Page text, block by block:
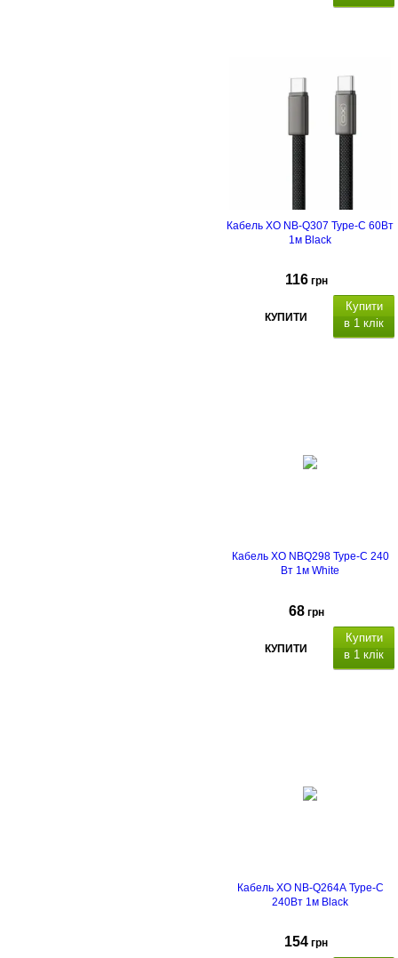
Кабель XO NB-Q307 Type-C 60Вт
1м Black
116 грн
КУПИТИ
Купити
в 1 клік
Кабель XO NBQ298 Type-C 240
Вт 1м White
68 грн
КУПИТИ
Купити
в 1 клік
Кабель XO NB-Q264A Type-C
240Вт 1м Black
154 грн